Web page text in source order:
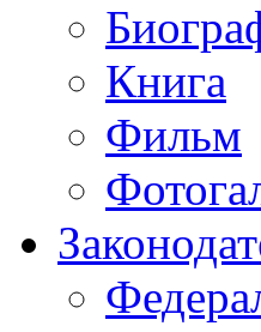
Книга
Фильм